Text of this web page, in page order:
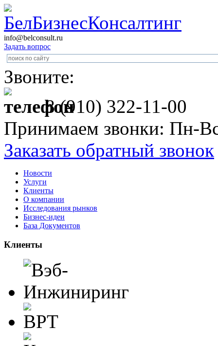
info@belconsult.ru
Задать вопрос
Звоните:
8 (910) 322-11-00
Принимаем звонки: Пн-
Заказать обратный звонок
Новости
Услуги
Клиенты
О компании
Исследования рынков
Бизнес-идеи
База Документов
Клиенты